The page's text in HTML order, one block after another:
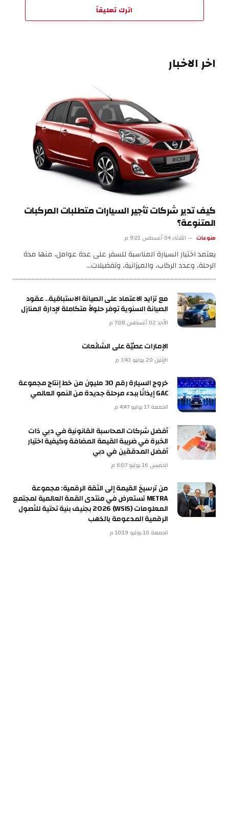
اترك تعليقاً
اخر الاخبار
كيف تدير شركات تأجير السيارات متطلبات المركبات
المتنوعة؟
منوعات الثلاثاء 04 أغسطس 9:21 م
يعتمد اختيار السيارة المناسبة للسفر على عدة عوامل، منها مدة
الرحلة، وعدد الركاب، والميزانية، وتفضيلات…
مع تزايد الاعتماد على الصيانة الاستباقية.. عقود
الصيانة السنوية توفر حلولاً متكاملة لإدارة المنازل
الأحد 02 أغسطس 7:08 م
الإمارات عصيّة على الشائعات
الإثنين 20 يوليو 3:43 م
خروج السيارة رقم 30 مليون من خط إنتاج مجموعة
GAC إيذانًا ببدء مرحلة جديدة من النمو العالمي
الجمعة 17 يوليو 4:47 م
أفضل شركات المحاسبة القانونية في دبي ذات
الخبرة في ضريبة القيمة المضافة وكيفية اختيار
أفضل المدققين في دبي
الخميس 16 يوليو 6:07 م
من ترسيخ القيمة إلى الثقة الرقمية: مجموعة
METRA تستعرض في منتدى القمة العالمية لمجتمع
المعلومات (WSIS) 2026 بجنيف بنية تحتية للأصول
الرقمية المدعومة بالذهب
الجمعة 10 يوليو 10:19 م